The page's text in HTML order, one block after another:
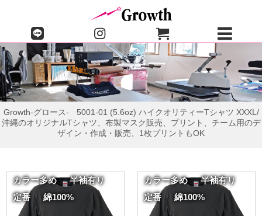
Growth-グロース-
5001-01 (5.6oz) ハイクオリティーTシャツ XXXL/
沖縄のオリジナルTシャツ、布製マスク販売、プリント、チーム用のデ
ザイン・作成・販売、1枚プリントもOK
カラー多め
半袖有り
定番
綿100%
カラー多め
半袖有り
定番
綿100%